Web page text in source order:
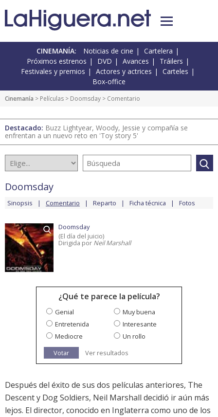
CINEMANÍA: Noticias de cine
Cartelera
Próximos estrenos
DVD Avances
Tráilers
Festivales y premios
Actores y actrices
Carteles
Box-office
Cinemanía > Películas > Doomsday > Comentario
Destacado: Buzz Lightyear, Woody, Jessie y compañía se
enfrentan a un nuevo reto en 'Toy story 5'
Doomsday
Sinopsis Comentario Reparto Ficha técnica Fotos
Doomsday
(El día del juicio)
Dirigida por Neil Marshall
¿Qué te parece la película?
Genial
Muy buena
Entretenida
Interesante
Mediocre
Un rollo
Votar
Ver resultados
Después del éxito de sus dos películas anteriores, The
Descent y Dog Soldiers, Neil Marshall decidió ir aún más
lejos. El director, conocido en Inglaterra como uno de los